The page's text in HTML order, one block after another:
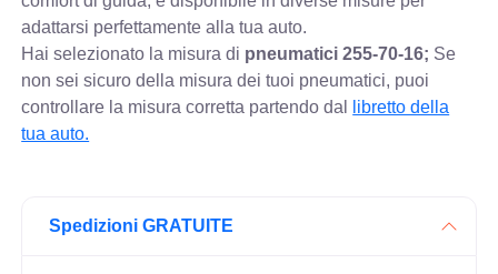
adattarsi perfettamente alla tua auto.
Hai selezionato la misura di pneumatici255-70-16; Se
non sei sicuro della misura dei tuoi pneumatici, puoi
controllare la misura corretta partendo dal
libretto della
tua auto.
Spedizioni GRATUITE